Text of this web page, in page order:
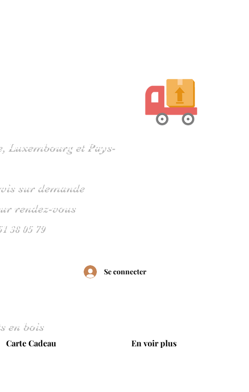
Luxembourg et Pays-
sur demande
rendez-vous
38 05 79
Se connecter
en bois
Carte Cadeau En voir plus